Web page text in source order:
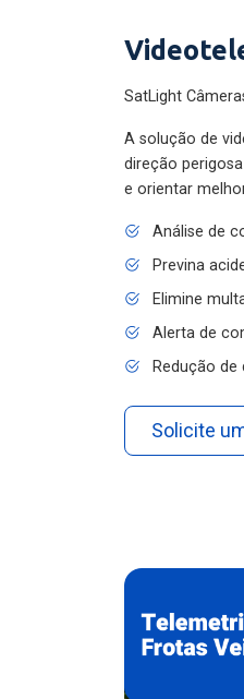
SatLight
A solução de
direção
e orientar
Análise de
Previna
Elimine
Alerta de
Redução de
Solicite